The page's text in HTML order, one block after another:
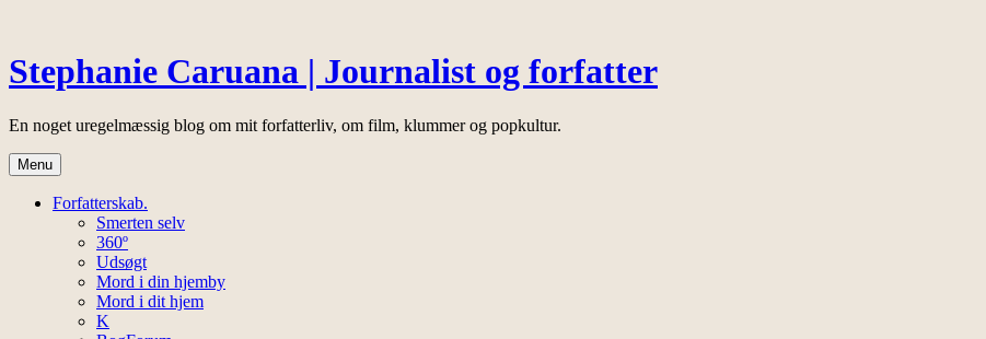
content
Stephanie Caruana | Journalist og forfatter
En noget uregelmæssig blog om mit forfatterliv, om film, klummer og popkultur.
Menu
Forfatterskab.
Smerten selv
360º
Udsøgt
Mord i din hjemby
Mord i dit hjem
K